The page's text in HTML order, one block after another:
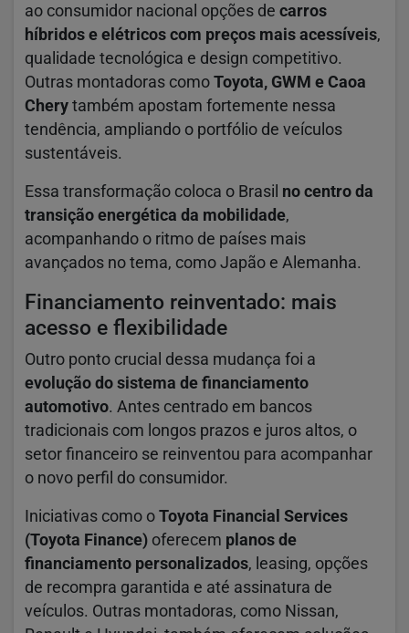
ao consumidor nacional opções de carros
híbridos e elétricos com preços mais acessíveis,
qualidade tecnológica e design competitivo.
Outras montadoras como Toyota, GWM e Caoa
Chery também apostam fortemente nessa
tendência, ampliando o portfólio de veículos
sustentáveis.
Essa transformação coloca o Brasil no centro da
transição energética da mobilidade,
acompanhando o ritmo de países mais
avançados no tema, como Japão e Alemanha.
Financiamento reinventado: mais
acesso e flexibilidade
Outro ponto crucial dessa mudança foi a
evolução do sistema de financiamento
automotivo. Antes centrado em bancos
tradicionais com longos prazos e juros altos, o
setor financeiro se reinventou para acompanhar
o novo perfil do consumidor.
Iniciativas como o Toyota Financial Services
(Toyota Finance) oferecem planos de
financiamento personalizados, leasing, opções
de recompra garantida e até assinatura de
veículos. Outras montadoras, como Nissan,